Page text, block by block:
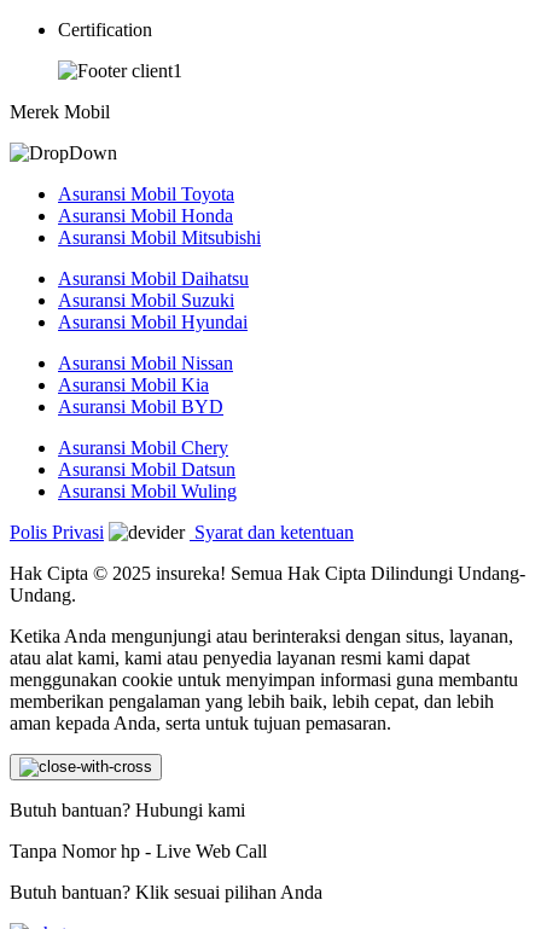
Certification
Merek Mobil
Asuransi Mobil Toyota
Asuransi Mobil Honda
Asuransi Mobil Mitsubishi
Asuransi Mobil Daihatsu
Asuransi Mobil Suzuki
Asuransi Mobil Hyundai
Asuransi Mobil Nissan
Asuransi Mobil Kia
Asuransi Mobil BYD
Asuransi Mobil Chery
Asuransi Mobil Datsun
Asuransi Mobil Wuling
Polis Privasi
Syarat dan ketentuan
Hak Cipta © 2025 insureka! Semua Hak Cipta Dilindungi Undang-
Undang.
Ketika Anda mengunjungi atau berinteraksi dengan situs, layanan,
atau alat kami, kami atau penyedia layanan resmi kami dapat
menggunakan cookie untuk menyimpan informasi guna membantu
memberikan pengalaman yang lebih baik, lebih cepat, dan lebih
aman kepada Anda, serta untuk tujuan pemasaran.
Butuh bantuan? Hubungi kami
Tanpa Nomor hp - Live Web Call
Butuh bantuan? Klik sesuai pilihan Anda